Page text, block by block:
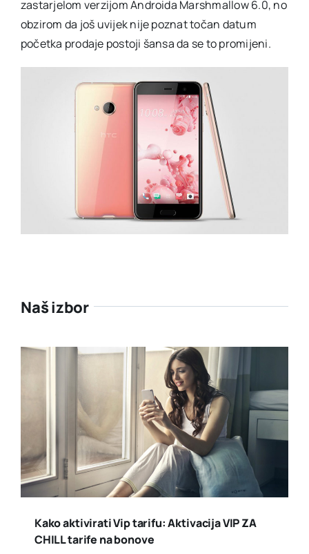
zastarjelom verzijom Androida Marshmallow 6.0, no
obzirom da još uvijek nije poznat točan datum
početka prodaje postoji šansa da se to promijeni.
Naš izbor
Kako aktivirati Vip tarifu: Aktivacija VIP ZA
CHILL tarife na bonove